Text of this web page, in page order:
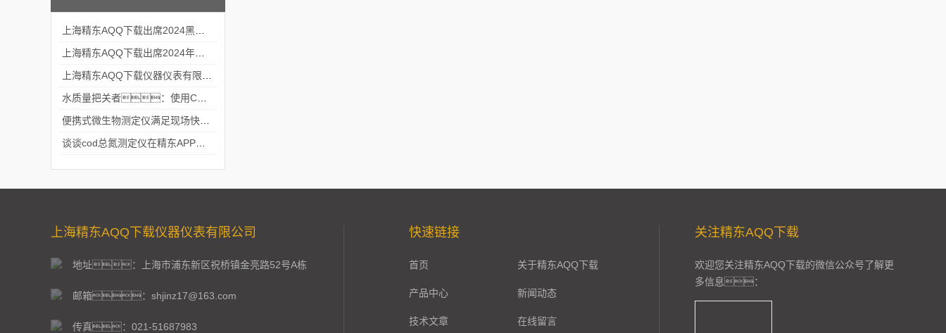
上海精东AQQ下载仪器仪表有限公司
地址：上海市浦东新区祝桥镇金亮路52号A栋
邮箱：shjinz17@163.com
传真：021-51687983
快速链接
首页 关于精东AQQ下载
产品中心 新闻动态
技术文章 在线留言
关注精东AQQ下载
欢迎您关注精东AQQ下载的微信公众号了解更
多信息：